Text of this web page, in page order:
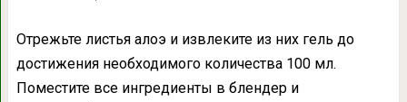
Отрежьте листья алоэ и извлеките из них гель до
достижения необходимого количества 100 мл.
Поместите все ингредиенты в блендер и